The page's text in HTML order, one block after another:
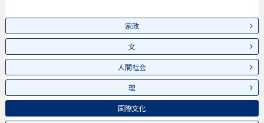
家政
文
人間社会
理
国際文化